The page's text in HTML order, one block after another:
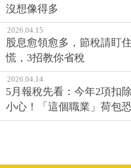
沒想像得多
2026.04.15
股息愈領愈多，節稅請盯
慌，3招教你省稅
2026.04.14
5月報稅先看：今年2項扣
小心！「這個職業」荷包